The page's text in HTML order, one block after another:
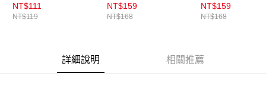
買賣價金債權讓與本公司後，依約使用本公司帳單繳交帳款。
2.基於同意付款使用「大哥付你分期」之契約關係目的，商店將以您的個人
3.完整用戶服務條款，請詳閱以下連結：
https://oppay.tw/userRule
每筆NT$100，滿NT$899(含以上)免運費
NT$111
NT$119
NT$159
NT$168
NT$159
NT$168
詳細說明 相關推薦